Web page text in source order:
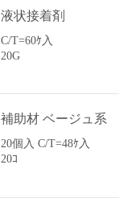
液状接着剤
C/T=60ｹ入
20G
補助材 ベージュ系
20個入 C/T=48ｹ入
20ｺ